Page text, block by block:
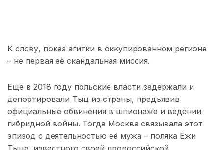
К слову, показ агитки в оккупированном регионе
– не первая её скандальная миссия.
Еще в 2018 году польские власти задержали и
депортировали Тыц из страны, предъявив
официальные обвинения в шпионаже и ведении
гибридной войны. Тогда Москва связывала этот
эпизод с деятельностью её мужа – поляка Ежи